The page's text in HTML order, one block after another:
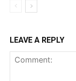
LEAVE A REPLY